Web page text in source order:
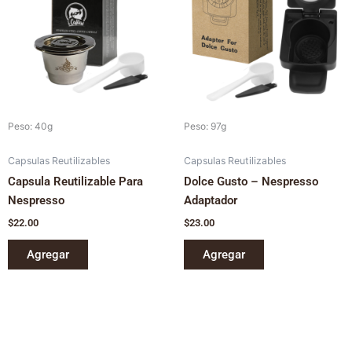
Peso: 40g
Capsulas Reutilizables
Capsula Reutilizable Para
Nespresso
$22.00
Agregar
Peso: 97g
Capsulas Reutilizables
Dolce Gusto – Nespresso
Adaptador
$23.00
Agregar